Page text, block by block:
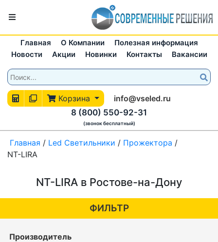
Главная О Компании
Полезная информация
Новости
Акции Новинки Контакты Вакансии
Корзина
info@vseled.ru
8 (800) 550-92-31
(звонок бесплатный)
Главная / Led Светильники / Прожектора /
NT-LIRA
NT-LIRA в Ростове-на-Дону
ФИЛЬТР
Производитель